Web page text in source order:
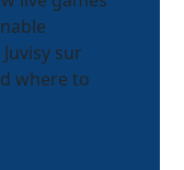
sur
where to